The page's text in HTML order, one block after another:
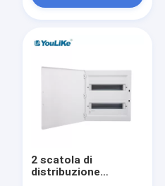
multimedia
2 scatola di
distribuzione